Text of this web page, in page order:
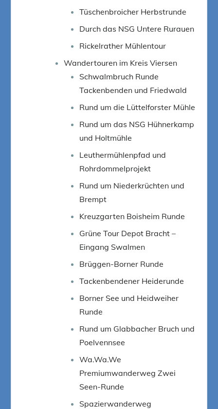
Tüschenbroicher Herbstrunde
Durch das NSG Untere Rurauen
Rickelrather Mühlentour
Wandertouren im Kreis Viersen
Schwalmbruch Runde
Tackenbenden und Friedwald
Rund um die Lüttelforster Mühle
Rund um das NSG Hühnerkamp
und Holtmühle
Leuthermühlenpfad und
Rohrdommelprojekt
Rund um Niederkrüchten und
Brempt
Kreuzgarten Boisheim Runde
Grüne Tour Depot Bracht –
Eingang Swalmen
Brüggen-Borner Runde
Tackenbendener Heiderunde
Borner See und Heidweiher
Runde
Rund um Glabbacher Bruch und
Poelvennsee
Wa.Wa.We
Premiumwanderweg Zwei
Seen-Runde
Spazierwanderweg